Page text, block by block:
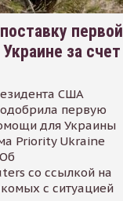
первой
за счет
США
первую
для Украины
Priority Ukraine
со ссылкой на
с ситуацией